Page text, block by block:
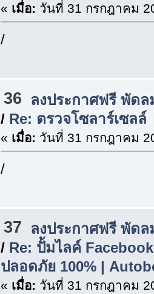
« เมื่อ: วันที่ 31 กรกฎาคม
/
36
ลงประกาศฟรี พัด
/ Re: ตรวจโซลาร์เซลล์
« เมื่อ: วันที่ 31 กรกฎาคม
/
37
ลงประกาศฟรี พัด
/ Re: ปั้มไลค์
ปลอดภัย 100% |
« เมื่อ: วันที่ 31 กรกฎาคม